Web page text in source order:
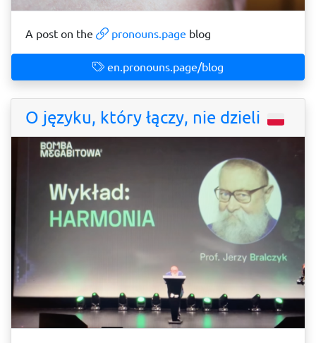
A post on the pronouns.page blog
en.pronouns.page/blog
O języku, który łączy, nie dzieli